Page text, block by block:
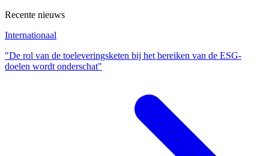
Recente nieuws
Internationaal
"De rol van de toeleveringsketen bij het bereiken van de ESG-
doelen wordt onderschat"